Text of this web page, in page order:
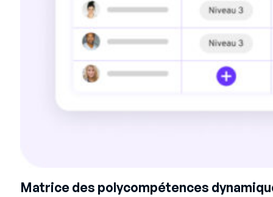
Matrice des polycompétences